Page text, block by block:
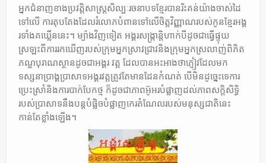
អ្នកជំនាញខាងប្រវត្តិសាស្ត្រសិល្បៈរចនាបទខ្មែរបានរិះគន់យ៉ាងចាស់ដៃ
ទៅលេី ការតុបតែងដែលរំលោភបំពានទៅលេីចិត្តវិញ្ញាណរបស់កូនខ្មែរអង្គ
រទាំងគឃ្លេីននេះ។ ម្យ៉ាងវិញទៀត អង្គរសង្ក្រាន្តិហាក់បីដូចជាធ្វេីផ្ទុយ
ស្រឡះពីការរកឃេីញរបស់ក្រុមអ្នកស្រាវជ្រាវនិងក្រុមអ្នកស្រលាញ់ពិភិត
ភណ្ឌបុរាណស្ថានដូចជាអង្គរ វត្ត ដែលបានអះអាងថាភ្ញៀវដែលមក
ទស្សនាប្រាង្គប្រាសាទអង្គរវត្តត្រូវតែមានដែនកំណត់ បេីមិនដូច្នេះទេការ
ប្រេះស្រាំនិងការបាក់បែកថ្ម ក៏ដូចជាភាពអ៑ូអរបំផ្លាញដល់ភាពសក្តិសិទ្ធិ
របស់ប្រាសាទនឹងបន្តបំផ្លិចបំផ្លាញកេរតំណែលរបស់មនុស្សជាតិនេះ
កាន់តែខ្លាំងឡេីង។